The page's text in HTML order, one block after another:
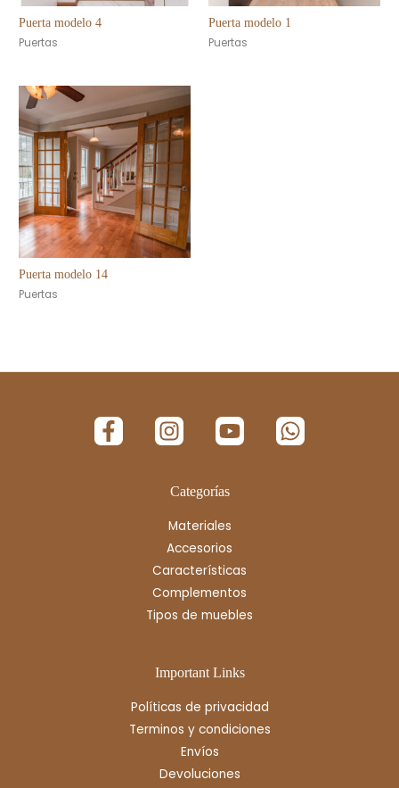
Puerta modelo 4
Puertas
Puerta modelo 1
Puertas
Puerta modelo 14
Puertas
Categorías
Materiales
Accesorios
Características
Complementos
Tipos de muebles
Important Links
Políticas de privacidad
Terminos y condiciones
Envíos
Devoluciones